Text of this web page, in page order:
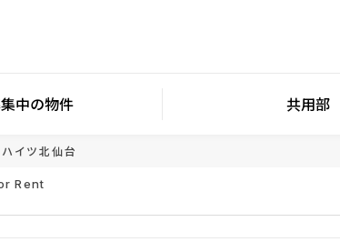
中の物件 共用部
イツ北仙台
Rent